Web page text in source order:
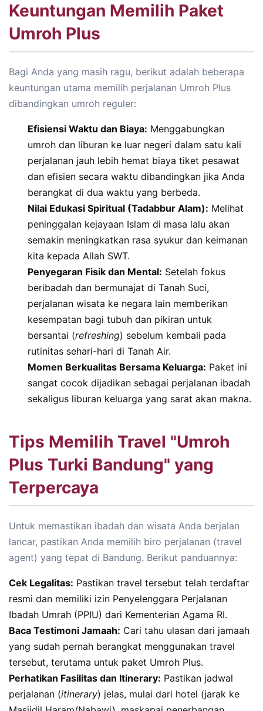
Keuntungan Memilih Paket
Umroh Plus
Bagi Anda yang masih ragu, berikut adalah beberapa
keuntungan utama memilih perjalanan Umroh Plus
dibandingkan umroh reguler:
Efisiensi Waktu dan Biaya: Menggabungkan
umroh dan liburan ke luar negeri dalam satu kali
perjalanan jauh lebih hemat biaya tiket pesawat
dan efisien secara waktu dibandingkan jika Anda
berangkat di dua waktu yang berbeda.
Nilai Edukasi Spiritual (Tadabbur Alam): Melihat
peninggalan kejayaan Islam di masa lalu akan
semakin meningkatkan rasa syukur dan keimanan
kita kepada Allah SWT.
Penyegaran Fisik dan Mental: Setelah fokus
beribadah dan bermunajat di Tanah Suci,
perjalanan wisata ke negara lain memberikan
kesempatan bagi tubuh dan pikiran untuk
bersantai (refreshing) sebelum kembali pada
rutinitas sehari-hari di Tanah Air.
Momen Berkualitas Bersama Keluarga: Paket ini
sangat cocok dijadikan sebagai perjalanan ibadah
sekaligus liburan keluarga yang sarat akan makna.
Tips Memilih Travel "Umroh
Plus Turki Bandung" yang
Terpercaya
Untuk memastikan ibadah dan wisata Anda berjalan
lancar, pastikan Anda memilih biro perjalanan (travel
agent) yang tepat di Bandung. Berikut panduannya:
Cek Legalitas: Pastikan travel tersebut telah terdaftar
resmi dan memiliki izin Penyelenggara Perjalanan
Ibadah Umrah (PPIU) dari Kementerian Agama RI.
Baca Testimoni Jamaah: Cari tahu ulasan dari jamaah
yang sudah pernah berangkat menggunakan travel
tersebut, terutama untuk paket Umroh Plus.
Perhatikan Fasilitas dan Itinerary: Pastikan jadwal
perjalanan (itinerary) jelas, mulai dari hotel (jarak ke